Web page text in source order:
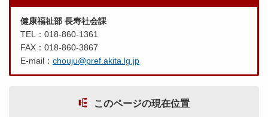
健康福祉部 長寿社会課
TEL：018-860-1361
FAX：018-860-3867
E-mail： chouju@pref.akita.lg.jp
このページの現在位置